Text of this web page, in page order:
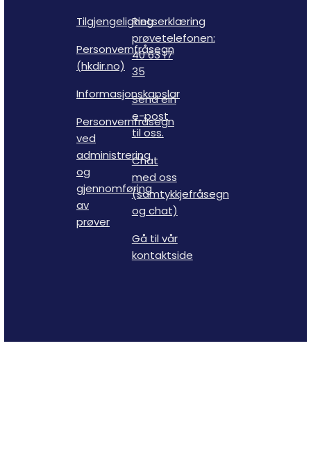
Tilgjengelighetserklæring
Personvernfråsegn
(hkdir.no)
Informasjonskapslar
Personvernfråsegn
ved
administrering
og
gjennomføring
av
prøver
Ring
prøvetelefonen:
40 63 17
35
Send ein
e-post
til oss.
Chat
med oss
(samtykkjefråsegn
og chat)
Gå til vår
kontaktside